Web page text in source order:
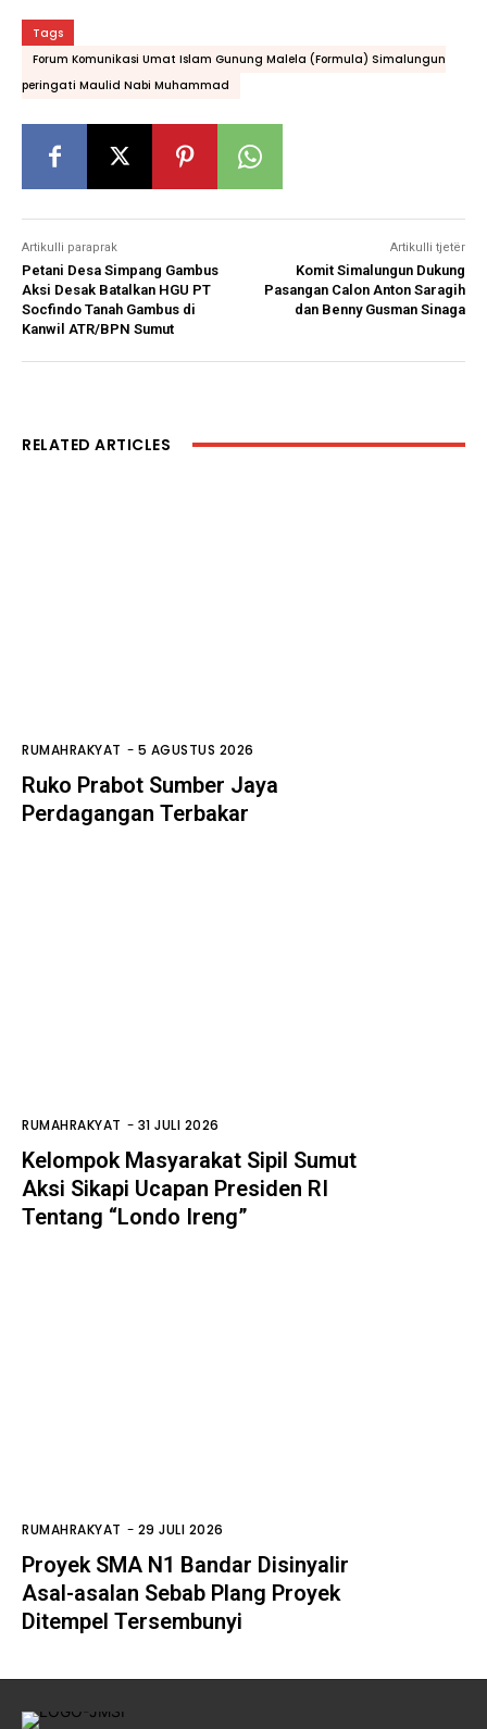
Tags
Forum Komunikasi Umat Islam Gunung Malela (Formula) Simalungun
peringati Maulid Nabi Muhammad
Artikulli paraprak
Petani Desa Simpang Gambus
Aksi Desak Batalkan HGU PT
Socfindo Tanah Gambus di
Kanwil ATR/BPN Sumut
Artikulli tjetër
Komit Simalungun Dukung
Pasangan Calon Anton Saragih
dan Benny Gusman Sinaga
RELATED ARTICLES
RUMAHRAKYAT - 5 AGUSTUS 2026
Ruko Prabot Sumber Jaya
Perdagangan Terbakar
RUMAHRAKYAT - 31 JULI 2026
Kelompok Masyarakat Sipil Sumut
Aksi Sikapi Ucapan Presiden RI
Tentang “Londo Ireng”
RUMAHRAKYAT - 29 JULI 2026
Proyek SMA N1 Bandar Disinyalir
Asal-asalan Sebab Plang Proyek
Ditempel Tersembunyi